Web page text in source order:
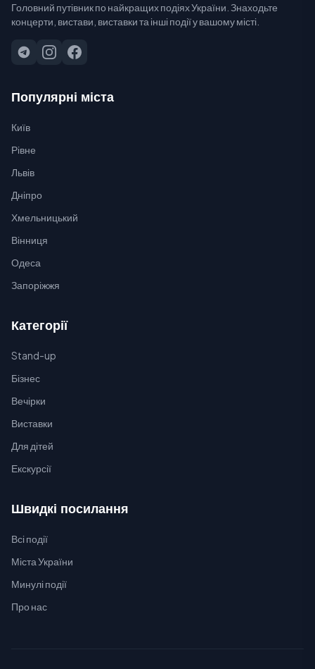
Головний путівник по найкращих подіях України. Знаходьте
концерти, вистави, виставки та інші події у вашому місті.
Популярні міста
Київ
Рівне
Львів
Дніпро
Хмельницький
Вінниця
Одеса
Запоріжжя
Категорії
Stand-up
Бізнес
Вечірки
Виставки
Для дітей
Екскурсії
Швидкі посилання
Всі події
Міста України
Минулі події
Про нас